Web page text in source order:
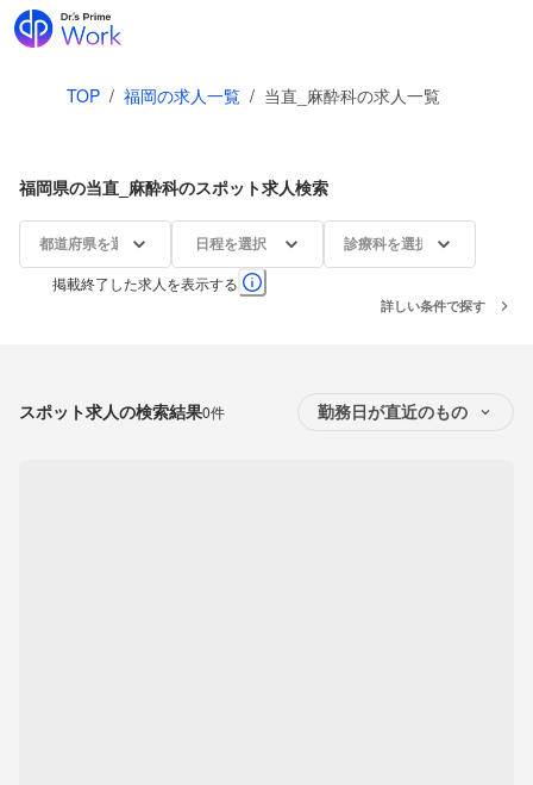
TOP / 福岡の求人一覧 / 当直_麻酔科の求人一覧
福岡県の当直_麻酔科のスポット求人検索
都道府県を選択 日程を選択 診療科を選択
掲載終了した求人を表示する
詳しい条件で探す
スポット求人の検索結果0件 勤務日が直近のもの